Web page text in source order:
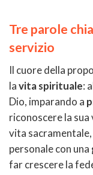
Tre parole
servizio
Il cuore della
lavita spirituale:
Dio, imparando a
riconoscere la
vita sacramentale,
personale con una
far crescere la